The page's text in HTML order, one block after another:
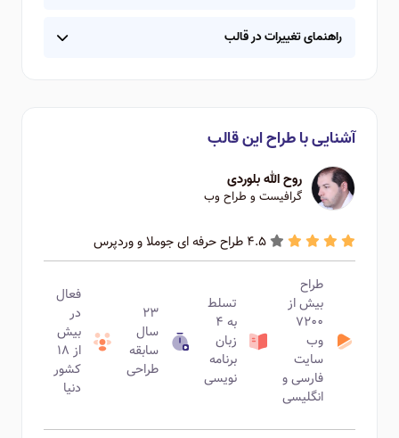
راهنمای تغییرات در قالب
آشنایی با طراح این قالب
روح الله بلوردی
گرافیست و طراح وب
4.5 طراح حرفه ای جوملا و وردپرس
طراح
بیش از
۷۲۰۰
وب
سایت
فارسی و
انگلیسی
تسلط
به ۴
زبان
برنامه
نویسی
۲۳
سال
سابقه
طراحی
فعال
در
بیش
از ۱۸
کشور
دنیا